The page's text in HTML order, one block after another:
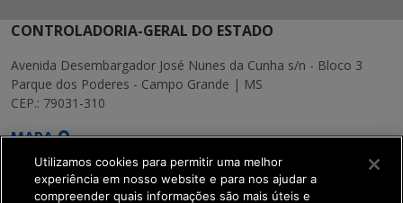
CONTROLADORIA-GERAL DO ESTADO
Avenida Desembargador José Nunes da Cunha s/n - Bloco 3
Parque dos Poderes - Campo Grande | MS
CEP.: 79031-310
MAPA
Utilizamos cookies para permitir uma melhor
experiência em nosso website e para nos ajudar a
compreender quais informações são mais úteis e